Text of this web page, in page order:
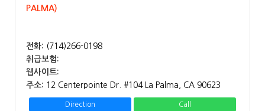
PALMA)
전화: (714)266-0198
취급보험:
웹사이트:
주소: 12 Centerpointe Dr. #104 La Palma, CA 90623
Direction Call